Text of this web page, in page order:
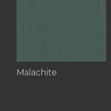
Malachite